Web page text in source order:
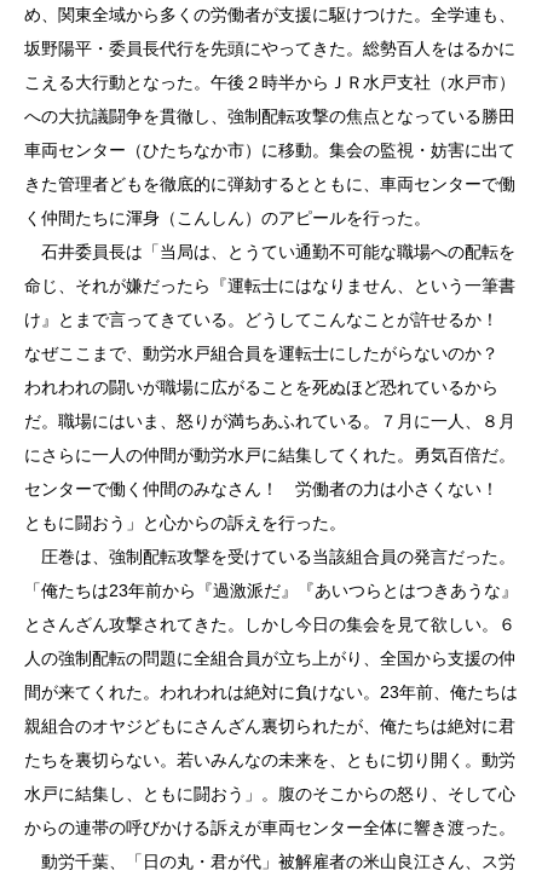
め、関東全域から多くの労働者が支援に駆けつけた。全学連も、
坂野陽平・委員長代行を先頭にやってきた。総勢百人をはるかに
こえる大行動となった。午後２時半からＪＲ水戸支社（水戸市）
への大抗議闘争を貫徹し、強制配転攻撃の焦点となっている勝田
車両センター（ひたちなか市）に移動。集会の監視・妨害に出て
きた管理者どもを徹底的に弾劾するとともに、車両センターで働
く仲間たちに渾身（こんしん）のアピールを行った。
石井委員長は「当局は、とうてい通勤不可能な職場への配転を
命じ、それが嫌だったら『運転士にはなりません、という一筆書
け』とまで言ってきている。どうしてこんなことが許せるか！
なぜここまで、動労水戸組合員を運転士にしたがらないのか？
われわれの闘いが職場に広がることを死ぬほど恐れているから
だ。職場にはいま、怒りが満ちあふれている。７月に一人、８月
にさらに一人の仲間が動労水戸に結集してくれた。勇気百倍だ。
センターで働く仲間のみなさん！ 労働者の力は小さくない！
ともに闘おう」と心からの訴えを行った。
圧巻は、強制配転攻撃を受けている当該組合員の発言だった。
「俺たちは23年前から『過激派だ』『あいつらとはつきあうな』
とさんざん攻撃されてきた。しかし今日の集会を見て欲しい。６
人の強制配転の問題に全組合員が立ち上がり、全国から支援の仲
間が来てくれた。われわれは絶対に負けない。23年前、俺たちは
親組合のオヤジどもにさんざん裏切られたが、俺たちは絶対に君
たちを裏切らない。若いみんなの未来を、ともに切り開く。動労
水戸に結集し、ともに闘おう」。腹のそこからの怒り、そして心
からの連帯の呼びかける訴えが車両センター全体に響き渡った。
動労千葉、「日の丸・君が代」被解雇者の米山良江さん、ス労